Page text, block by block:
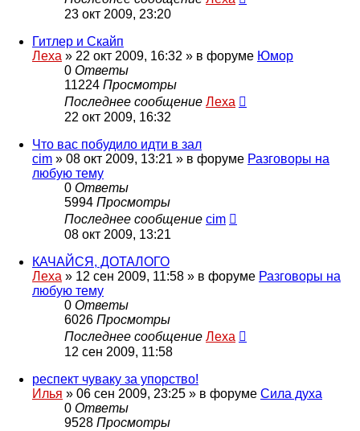
23 окт 2009, 23:20
Гитлер и Скайп
Леха » 22 окт 2009, 16:32 » в форуме Юмор
0 Ответы
11224 Просмотры
Последнее сообщение Леха
22 окт 2009, 16:32
Что вас побудило идти в зал
cim » 08 окт 2009, 13:21 » в форуме Разговоры на
любую тему
0 Ответы
5994 Просмотры
Последнее сообщение cim
08 окт 2009, 13:21
КАЧАЙСЯ, ДОТАЛОГО
Леха » 12 сен 2009, 11:58 » в форуме Разговоры на
любую тему
0 Ответы
6026 Просмотры
Последнее сообщение Леха
12 сен 2009, 11:58
респект чуваку за упорство!
Илья » 06 сен 2009, 23:25 » в форуме Сила духа
0 Ответы
9528 Просмотры